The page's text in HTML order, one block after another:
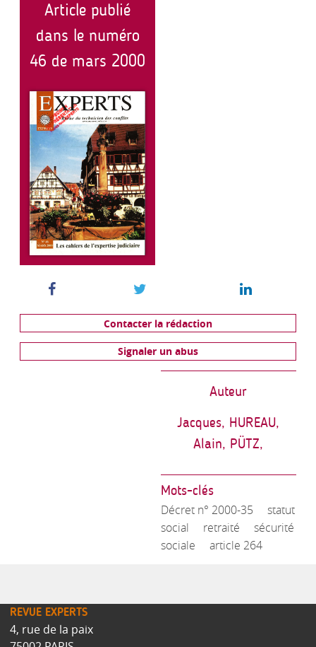
Article publié
dans le numéro
46 de mars 2000
Contacter la rédaction
Signaler un abus
Auteur
Jacques, HUREAU,
Alain, PÜTZ,
Mots-clés
Décret n° 2000-35
statut
social
retraité
sécurité
sociale
article 264
REVUE EXPERTS
4, rue de la paix